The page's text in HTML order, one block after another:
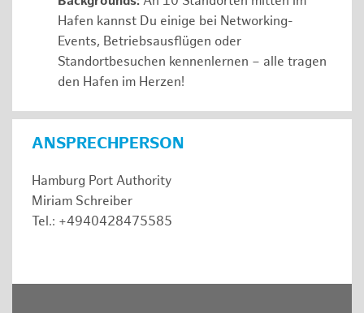
Hafen kannst Du einige bei Networking-
Events, Betriebsausflügen oder
Standortbesuchen kennenlernen – alle tragen
den Hafen im Herzen!
ANSPRECHPERSON
Hamburg Port Authority
Miriam Schreiber
Tel.: +4940428475585